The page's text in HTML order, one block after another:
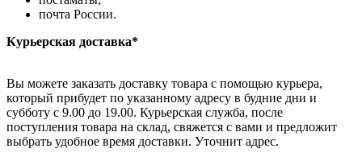
почта России.
Курьерская доставка*
Вы можете заказать доставку товара с помощью курьера,
который прибудет по указанному адресу в будние дни и
субботу с 9.00 до 19.00. Курьерская служба, после
поступления товара на склад, свяжется с вами и предложит
выбрать удобное время доставки. Уточнит адрес.